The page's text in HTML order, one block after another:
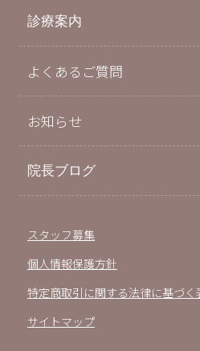
診療案内
よくあるご質問
お知らせ
院長ブログ
スタッフ募集
個人情報保護方針
特定商取引に関する法律に基づく
サイトマップ